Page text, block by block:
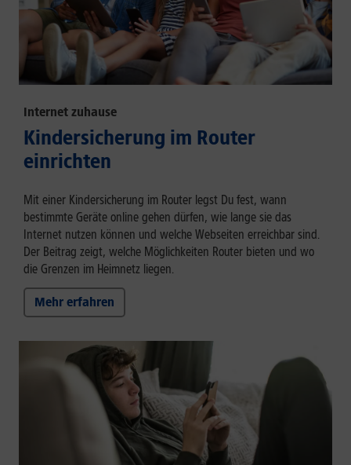
Internet zuhause
Kindersicherung im Router
einrichten
Mit einer Kindersicherung im Router legst Du fest, wann
bestimmte Geräte online gehen dürfen, wie lange sie das
Internet nutzen können und welche Webseiten erreichbar sind.
Der Beitrag zeigt, welche Möglichkeiten Router bieten und wo
die Grenzen im Heimnetz liegen.
Mehr erfahren